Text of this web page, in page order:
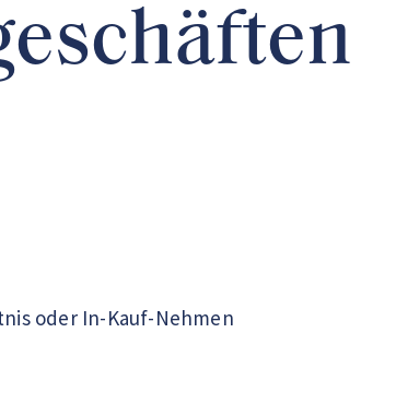
oder In-Kauf-Nehmen